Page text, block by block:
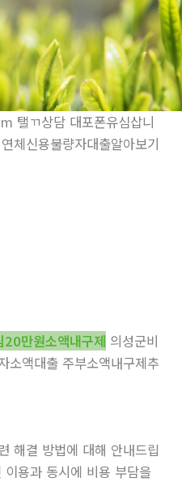
탤ㄲ상담 대포폰유심삽니
체신용불량자대출알아보기
20만원소액내구제 의성군비
소액대출 주부소액내구제추
해결 방법에 대해 안내드립
용과 동시에 비용 부담을